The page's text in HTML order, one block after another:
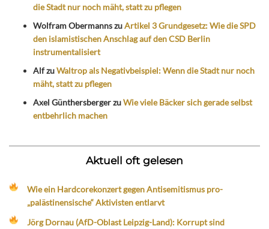
die Stadt nur noch mäht, statt zu pflegen
Wolfram ObermannszuArtikel 3 Grundgesetz: Wie die SPD
den islamistischen Anschlag auf den CSD Berlin
instrumentalisiert
AlfzuWaltrop als Negativbeispiel: Wenn die Stadt nur noch
mäht, statt zu pflegen
Axel GünthersbergerzuWie viele Bäcker sich gerade selbst
entbehrlich machen
Aktuell oft gelesen
Wie ein Hardcorekonzert gegen Antisemitismus pro-
„palästinensische“ Aktivisten entlarvt
Jörg Dornau (AfD-Oblast Leipzig-Land): Korrupt sind